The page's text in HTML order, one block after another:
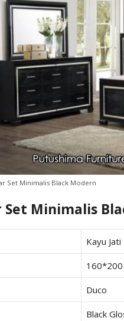
Set Minimalis Black Modern
Set Minimalis
Kayu Jati
160*200
Duco
Black